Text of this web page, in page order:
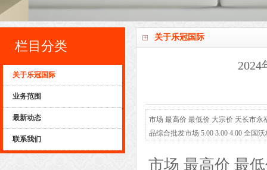
关于乐冠国际
市场 最高价 最低价 大宗价 天长市永
品综合批发市场 5.00 3.00 4.00 全国
市场 最高价 最
栏目分类
关于乐冠国际
业务范围
最新动态
联系我们